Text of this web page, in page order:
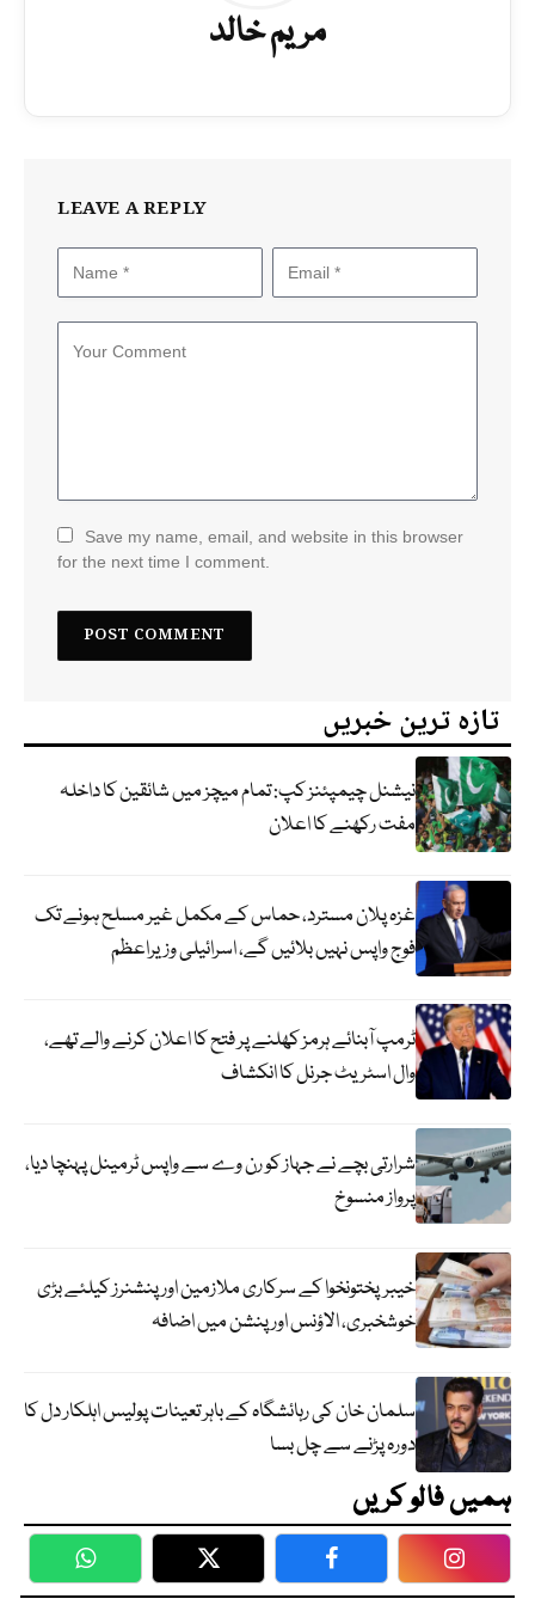
مریم خالد
LEAVE A REPLY
Save my name, email, and website in this browser
for the next time I comment.
تازہ ترین خبریں
نیشنل چیمپئنز کپ: تمام میچز میں شائقین کا داخلہ
مفت رکھنے کا اعلان
غزہ پلان مسترد، حماس کے مکمل غیر مسلح ہونے تک
فوج واپس نہیں بلائیں گے، اسرائیلی وزیراعظم
ٹرمپ آبنائے ہرمز کھلنے پر فتح کا اعلان کرنے والے تھے،
وال اسٹریٹ جرنل کا انکشاف
شرارتی بچے نے جہاز کو رن وے سے واپس ٹرمینل پہنچا دیا،
پرواز منسوخ
خیبرپختونخوا کے سرکاری ملازمین اور پنشنرز کیلئے بڑی
خوشخبری، الاؤنس اور پنشن میں اضافہ
سلمان خان کی رہائشگاہ کے باہر تعینات پولیس اہلکار دل کا
دورہ پڑنے سے چل بسا
ہمیں فالو کریں
WhatsApp Twitter Facebook